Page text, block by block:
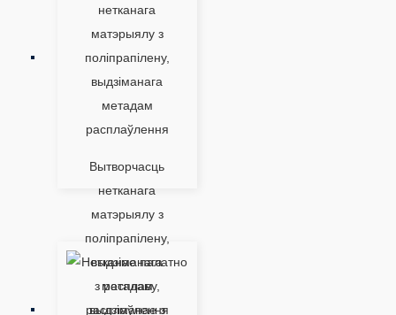
Вытворчасць
нетканага
матэрыялу з
поліпрапілену,
выдзіманага
метадам
расплаўлення